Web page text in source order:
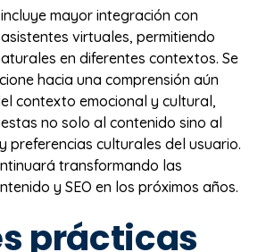
mayor integración con
virtuales, permitiendo
en diferentes contextos. Se
hacia una comprensión aún
contexto emocional y cultural,
no solo al contenido sino al
preferencias culturales del usuario.
transformando las
y SEO en los próximos años.
prácticas